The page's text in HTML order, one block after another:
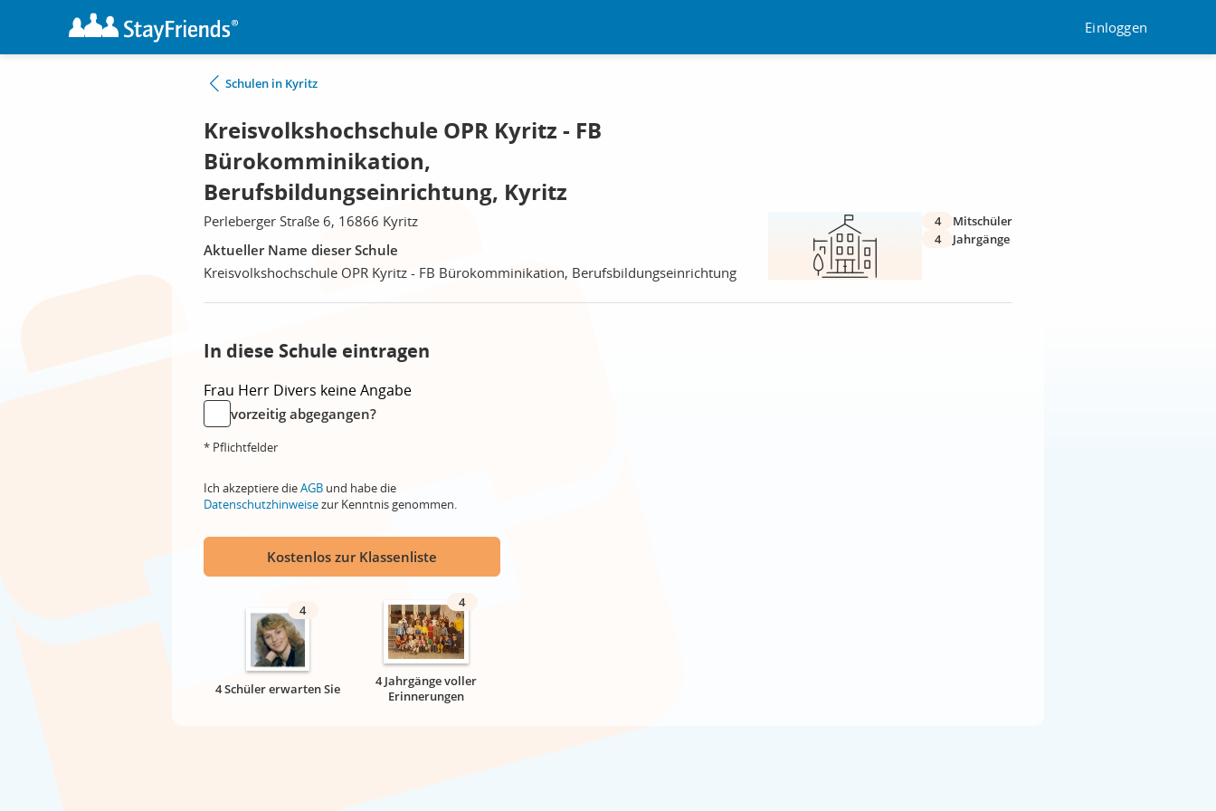
Einloggen
Schulen in Kyritz
Kreisvolkshochschule OPR Kyritz - FB
Bürokomminikation,
Berufsbildungseinrichtung, Kyritz
Perleberger Straße 6, 16866 Kyritz
Aktueller Name dieser Schule
Kreisvolkshochschule OPR Kyritz - FB Bürokomminikation, Berufsbildungseinrichtung
4
Mitschüler
4
Jahrgänge
In diese Schule eintragen
Frau Herr Divers keine Angabe
vorzeitig abgegangen?
* Pflichtfelder
Ich akzeptiere dieAGB und habe die
Datenschutzhinweisezur Kenntnis genommen.
Kostenlos zur Klassenliste
4
4 Schüler erwarten Sie
4
4 Jahrgänge voller
Erinnerungen